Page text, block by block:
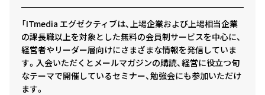
「ITmedia エグゼクティブは、上場企業および上場相当企業
の課長職以上を対象とした無料の会員制サービスを中心に、
経営者やリーダー層向けにさまざまな情報を発信していま
す。入会いただくとメールマガジンの購読、経営に役立つ旬
なテーマで開催しているセミナー、勉強会にも参加いただけ
ます。